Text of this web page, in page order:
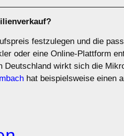
festzulegen und die
oder eine Online-Plattform
Deutschland wirkt sich die
hat beispielsweise einen